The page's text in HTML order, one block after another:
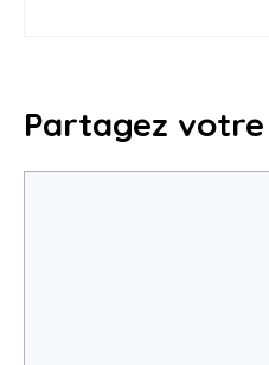
Partagez